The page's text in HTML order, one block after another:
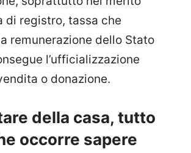
di registro, tassa che
remunerazione dello Stato
l’ufficializzazione
o donazione.
della casa, tutto
occorre sapere